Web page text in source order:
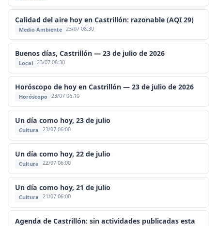
Calidad del aire hoy en Castrillón: razonable (AQI 29)
Medio Ambiente 23/07 08:30
Buenos días, Castrillón — 23 de julio de 2026
Local 23/07 08:30
Horóscopo de hoy en Castrillón — 23 de julio de 2026
Horóscopo 23/07 06:10
Un día como hoy, 23 de julio
Cultura 23/07 06:00
Un día como hoy, 22 de julio
Cultura 22/07 06:00
Un día como hoy, 21 de julio
Cultura 21/07 06:00
Agenda de Castrillón: sin actividades publicadas esta